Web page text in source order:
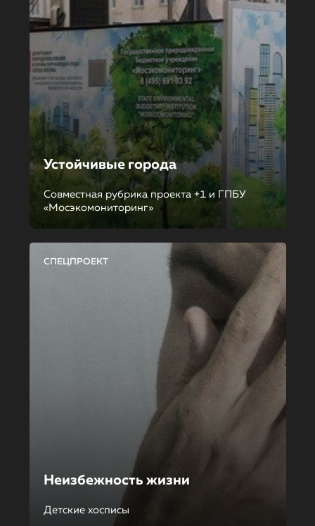
Устойчивые города
Совместная рубрика проекта +1 и ГПБУ
«Мосэкомониторинг»
СПЕЦПРОЕКТ
Неизбежность жизни
Детские хосписы